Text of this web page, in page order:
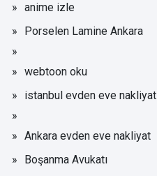
anime izle
Porselen Lamine Ankara
webtoon oku
istanbul evden eve nakliyat
Ankara evden eve nakliyat
Boşanma Avukatı